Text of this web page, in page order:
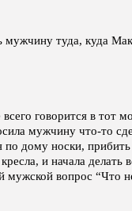
туда, куда
говорится в тот
мужчину что-то
дому носки, прибить
и начала делать
мужской вопрос “Что